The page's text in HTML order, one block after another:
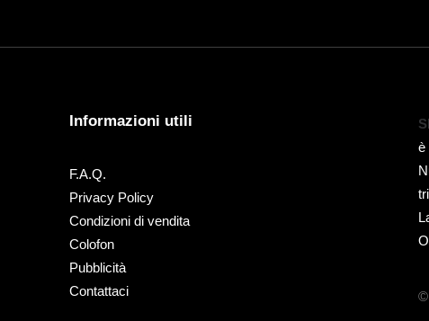
Informazioni utili
F.A.Q.
Privacy Policy
Condizioni di vendita
Colofon
Pubblicità
Contattaci
è
©